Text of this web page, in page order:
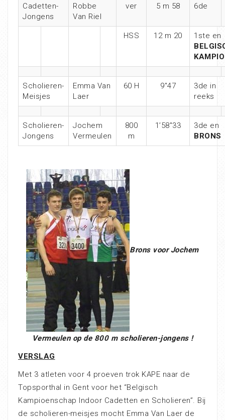
Cadetten-
Jongens
Robbe
Van Riel
ver 5 m 58 6de
HSS 12 m 20
1ste en
Scholieren-
Meisjes
Emma Van
Laer
60 H 9″47
3de in
reeks
Scholieren-
Jongens
Jochem
Vermeulen
800
m
1’58″33
3de en
BRONS
Brons voor Jochem
Vermeulen op de 800 m scholieren-jongens !
VERSLAG
Met 3 atleten voor 4 proeven trok KAPE naar de
Topsporthal in Gent voor het “Belgisch
Kampioenschap Indoor Cadetten en Scholieren”. Bij
de scholieren-meisjes mocht Emma Van Laer de